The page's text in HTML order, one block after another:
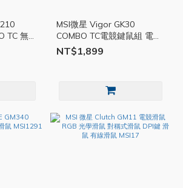
TC 無線
鍵盤
MSI微星 Vigor GK30
COMBO TC電競鍵鼠組 電競
鍵盤 機械鍵盤 電競滑鼠 有
線滑鼠鍵盤 MSI13
NT$1,899